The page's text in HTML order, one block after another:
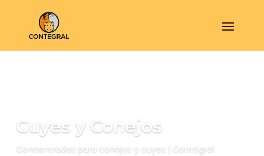
Cuyes y Conejos
Concentrados para conejos y cuyes | Contegral